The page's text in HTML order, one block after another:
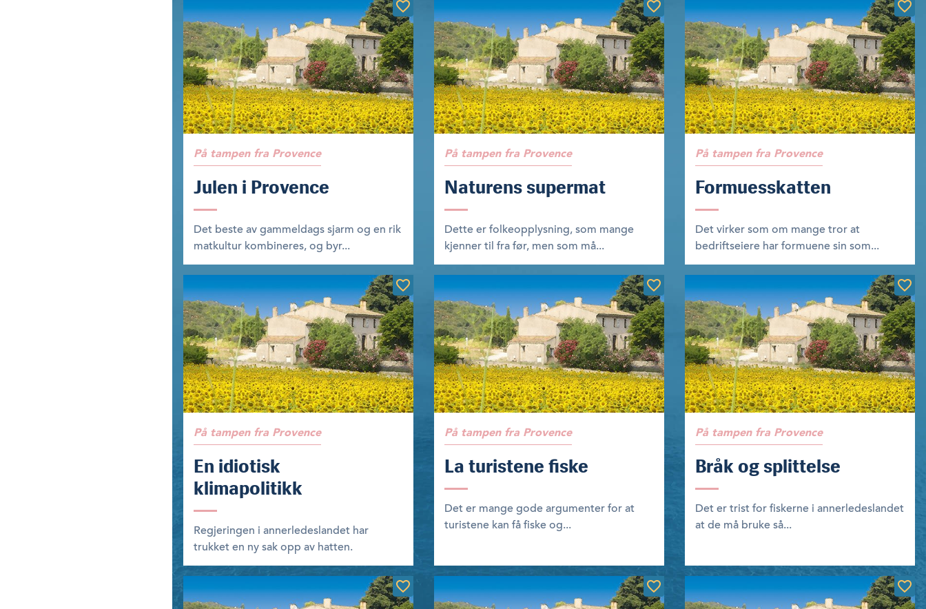
På tampen fra Provence
Julen i Provence
Det beste av gammeldags sjarm og en rik
matkultur kombineres, og byr...
På tampen fra Provence
Naturens supermat
Dette er folkeopplysning, som mange
kjenner til fra før, men som må...
På tampen fra Provence
Formuesskatten
Det virker som om mange tror at
bedriftseiere har formuene sin som...
På tampen fra Provence
En idiotisk
klimapolitikk
Regjeringen i annerledeslandet har
trukket en ny sak opp av hatten.
På tampen fra Provence
La turistene fiske
Det er mange gode argumenter for at
turistene kan få fiske og...
På tampen fra Provence
Bråk og splittelse
Det er trist for fiskerne i annerledeslandet
at de må bruke så...